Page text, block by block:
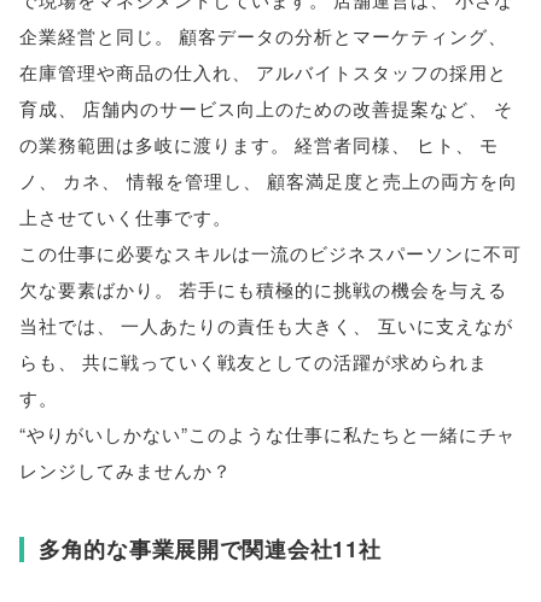
企業経営と同じ 。 顧客データの分析とマーケティング
在庫管理や商品の仕入れ
アルバイトスタッフの採用と
育成
店舗内のサービス向上のための改善提案など
そ
の業務範囲は多岐に渡ります。 経営者同様 ヒト
モ
ノ
カネ 情報を管理し
顧客満足度と売上の両方を向
上させていく仕事です。
この仕事に必要なスキルは一流のビジネスパーソンに不可
欠な要素ばかり 。
若手にも積極的に挑戦の機会を与える
当社では
一人あたりの責任も大きく
互いに支えなが
らも
共に戦っていく戦友としての活躍が求められま
す。
“やりがいしかない”このような仕事に私たちと一緒にチャ
レンジしてみませんか？
多角的な事業展開で関連会社11社